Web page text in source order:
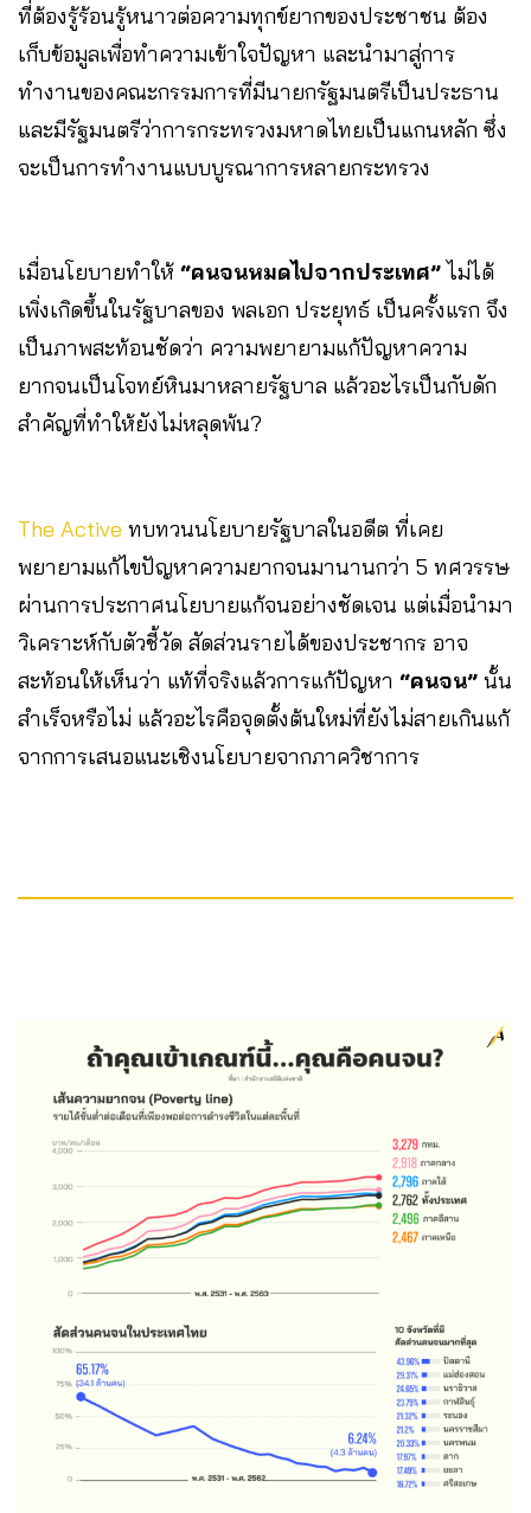
ที่ต้องรู้ร้อนรู้หนาวต่อความทุกข์ยากของประชาชน ต้อง
เก็บข้อมูลเพื่อทำความเข้าใจปัญหา และนำมาสู่การ
ทำงานของคณะกรรมการที่มีนายกรัฐมนตรีเป็นประธาน
และมีรัฐมนตรีว่าการกระทรวงมหาดไทยเป็นแกนหลัก ซึ่ง
จะเป็นการทำงานแบบบูรณาการหลายกระทรวง
เมื่อนโยบายทำให้ “คนจนหมดไปจากประเทศ” ไม่ได้
เพิ่งเกิดขึ้นในรัฐบาลของ พลเอก ประยุทธ์ เป็นครั้งแรก จึง
เป็นภาพสะท้อนชัดว่า ความพยายามแก้ปัญหาความ
ยากจนเป็นโจทย์หินมาหลายรัฐบาล แล้วอะไรเป็นกับดัก
สำคัญที่ทำให้ยังไม่หลุดพ้น?
The Active ทบทวนนโยบายรัฐบาลในอดีต ที่เคย
พยายามแก้ไขปัญหาความยากจนมานานกว่า 5 ทศวรรษ
ผ่านการประกาศนโยบายแก้จนอย่างชัดเจน แต่เมื่อนำมา
วิเคราะห์กับตัวชี้วัด สัดส่วนรายได้ของประชากร อาจ
สะท้อนให้เห็นว่า แท้ที่จริงแล้วการแก้ปัญหา “คนจน” นั้น
สำเร็จหรือไม่ แล้วอะไรคือจุดตั้งต้นใหม่ที่ยังไม่สายเกินแก้
จากการเสนอแนะเชิงนโยบายจากภาควิชาการ